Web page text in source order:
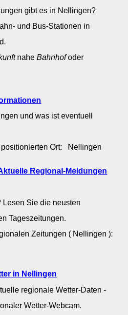
gibt es in Nellingen?
und Bus-Stationen in
naheBahnhofoder
und was ist eventuell
positionierten Ort: Nellingen
Regional-Meldungen
Sie die neusten
Tageszeitungen.
Zeitungen ( Nellingen ):
in Nellingen
regionale Wetter-Daten -
Wetter-Webcam.